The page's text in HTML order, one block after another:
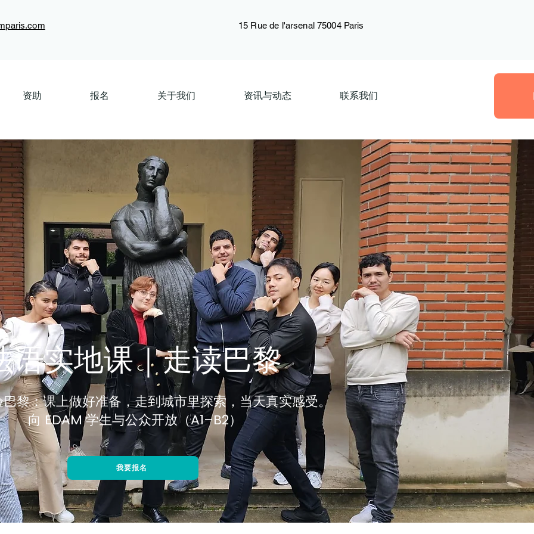
资助 报名 关于我们 资讯与动态 联系我们
15 Rue de l'arsenal 75004 Paris
语实地课｜走读巴黎
黎：课上做好准备，走到城市里探索，当天真实感受。
向 EDAM 学生与公众开放（A1–B2）
我要报名